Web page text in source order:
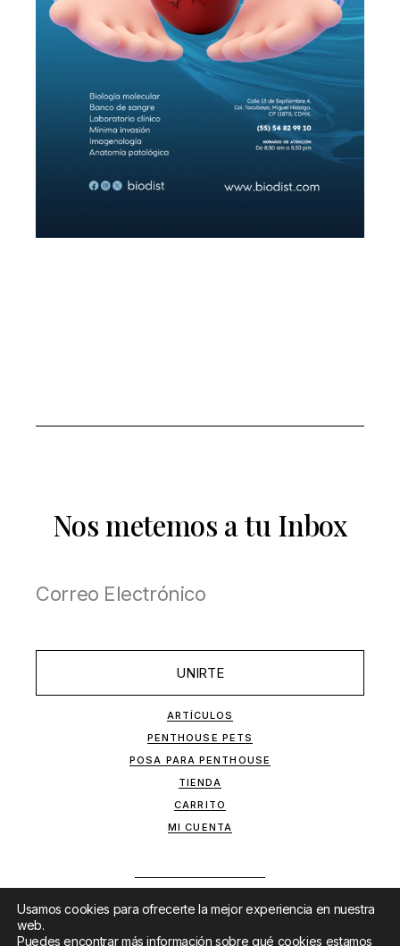
Nos metemos a tu Inbox
UNIRTE
ARTÍCULOS
PENTHOUSE PETS
POSA PARA PENTHOUSE
TIENDA
CARRITO
MI CUENTA
Usamos cookies para ofrecerte la mejor experiencia en nuestra
web.
Puedes encontrar más información sobre qué cookies estamos